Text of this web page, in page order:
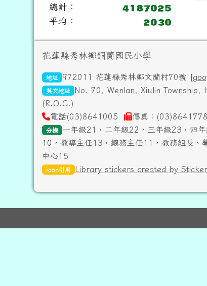
總計：
平均：
頁尾區域內容
花蓮縣秀林鄉銅蘭國民小學
地址 972011 花蓮縣秀林鄉文蘭村70號 [
英文地址
No. 70, Wenlan, Xiulin Township,
(R.O.C.)
電話(03)8641005
傳真：(03)8641778
分機
一年級21，二年級22，三年級23，四
10，教導主任13，總務主任11，教務組長、
中心15
icon引用 Library stickers created by